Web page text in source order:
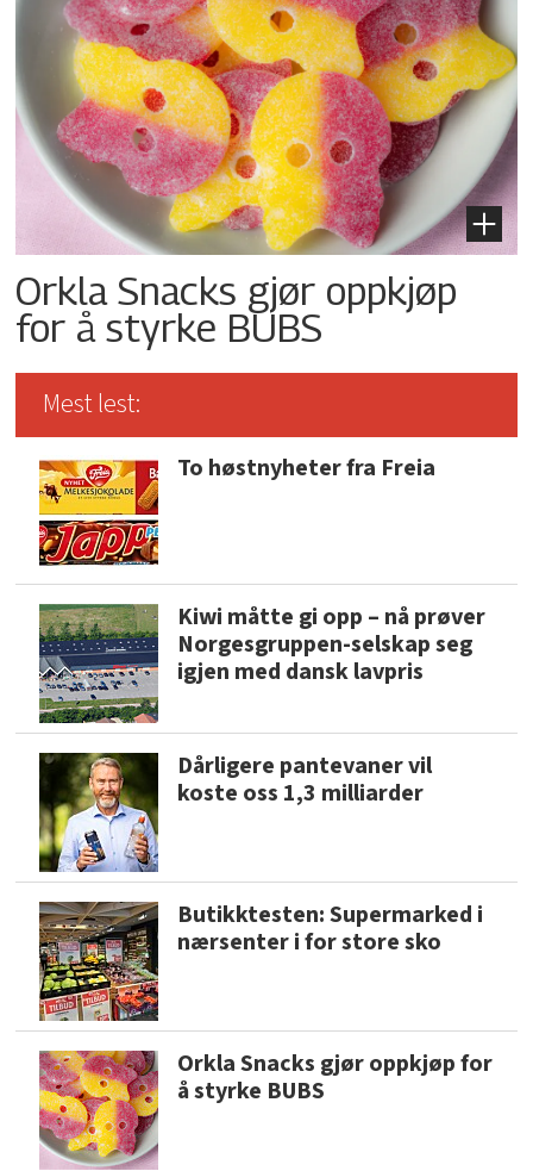
Orkla Snacks gjør oppkjøp
for å styrke BUBS
Mest lest:
To høstnyheter fra Freia
Kiwi måtte gi opp – nå prøver
Norgesgruppen-selskap seg
igjen med dansk lavpris
Dårligere pantevaner vil
koste oss 1,3 milliarder
Butikktesten: Supermarked i
nærsenter i for store sko
Orkla Snacks gjør oppkjøp for
å styrke BUBS